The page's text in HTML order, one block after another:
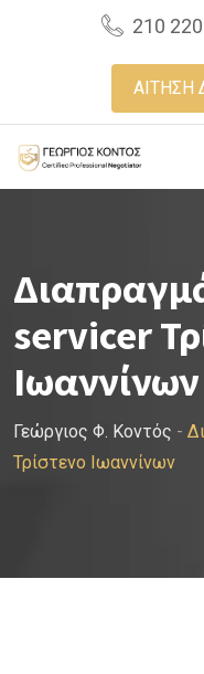
210
ΑΙΤΗΣΗ
servicer
Ιωαννίνων
Γεώργιος Φ. Κοντός -
Τρίστενο Ιωαννίνων